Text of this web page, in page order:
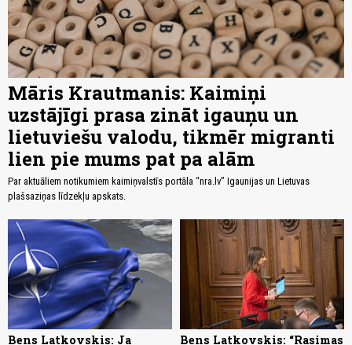
Māris Krautmanis: Kaimiņi
uzstājīgi prasa zināt igauņu un
lietuviešu valodu, tikmēr migranti
lien pie mums pat pa alām
Par aktuāliem notikumiem kaimiņvalstīs portāla “nra.lv” Igaunijas un Lietuvas
plašsaziņas līdzekļu apskats.
Bens Latkovskis: Ja
Bens Latkovskis: “Rasimas